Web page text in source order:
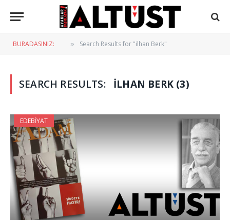
BURADASINIZ: » Search Results for "ilhan Berk"
SEARCH RESULTS: ILHAN BERK (3)
EDEBIYAT